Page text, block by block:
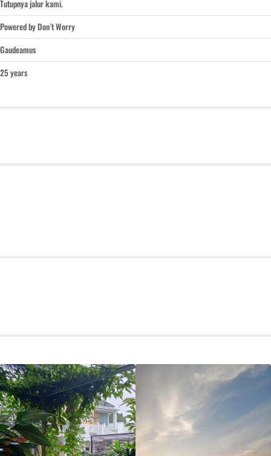
Tutupnya jalur kami.
Powered by Don’t Worry
Gaudeamus
25 years